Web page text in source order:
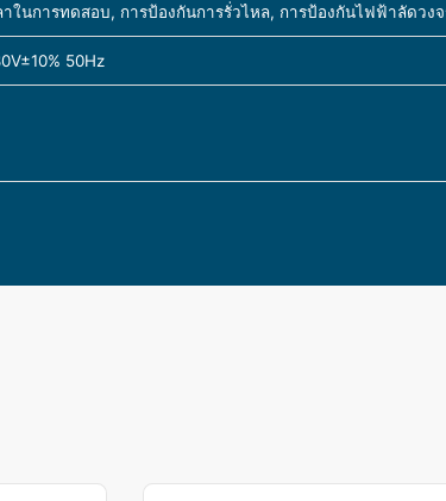
นการทดสอบ, การป้องกันการรั่วไหล, การป้องกันไฟฟ้าลัดวง
50Hz